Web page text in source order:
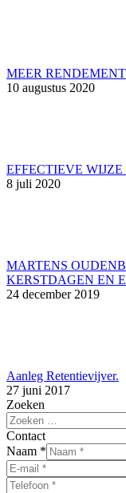
MEER
10 augustus 2020
EFFECTIEVE
8 juli 2020
MARTENS
KERSTDAGEN EN
24 december 2019
Aanleg Retentievijver.
27 juni 2017
Zoeken
Search:
Contact
Naam *